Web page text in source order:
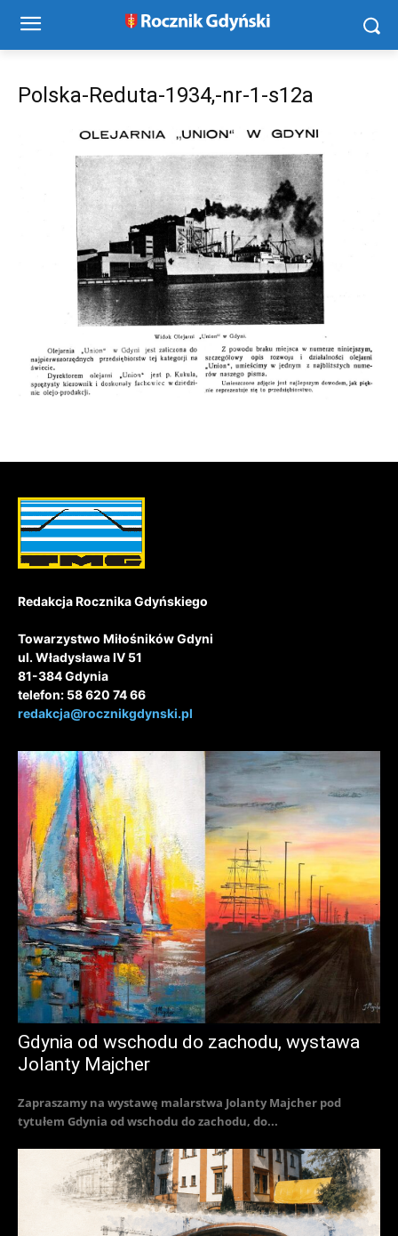
Polska-Reduta-1934,-nr-1-s12a
Redakcja Rocznika Gdyńskiego
Towarzystwo Miłośników Gdyni
ul. Władysława IV 51
81-384 Gdynia
telefon: 58 620 74 66
redakcja@rocznikgdynski.pl
Gdynia od wschodu do zachodu, wystawa
Jolanty Majcher
Zapraszamy na wystawę malarstwa Jolanty Majcher pod
tytułem Gdynia od wschodu do zachodu, do...